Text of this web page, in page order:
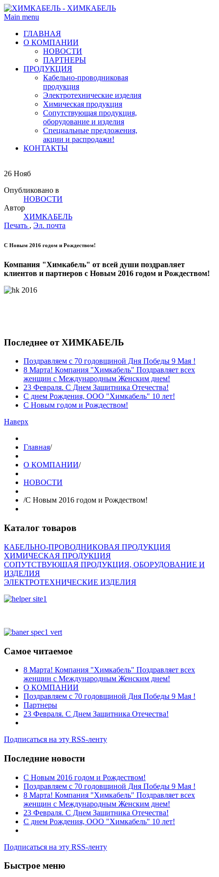
Main menu
ГЛАВНАЯ
О КОМПАНИИ
НОВОСТИ
ПАРТНЕРЫ
ПРОДУКЦИЯ
Кабельно-проводниковая
продукция
Электротехнические изделия
Химическая продукция
Сопутствующая продукция,
оборудование и изделия
Специальные предложения,
акции и распродажи!
КОНТАКТЫ
26 Нояб
Опубликовано в
НОВОСТИ
Автор
ХИМКАБЕЛЬ
Печать , Эл. почта
C Новым 2016 годом и Рождеством!
Компания "Химкабель" от всей души поздравляет
клиентов и партнеров с Новым 2016 годом и Рождеством!
Последнее от ХИМКАБЕЛЬ
Поздравляем с 70 годовщиной Дня Победы 9 Мая !
8 Марта! Компания "Химкабель" Поздравляет всех
женщин с Международным Женским днем!
23 Февраля. С Днем Защитника Отечества!
С днем Рождения, ООО "Химкабель" 10 лет!
C Новым годом и Рождеством!
Наверх
Главная/
О КОМПАНИИ/
НОВОСТИ
/C Новым 2016 годом и Рождеством!
Каталог товаров
КАБЕЛЬНО-ПРОВОДНИКОВАЯ ПРОДУКЦИЯ
ХИМИЧЕСКАЯ ПРОДУКЦИЯ
СОПУТСТВУЮЩАЯ ПРОДУКЦИЯ, ОБОРУДОВАНИЕ И
ИЗДЕЛИЯ
ЭЛЕКТРОТЕХНИЧЕСКИЕ ИЗДЕЛИЯ
Самое читаемое
8 Марта! Компания "Химкабель" Поздравляет всех
женщин с Международным Женским днем!
О КОМПАНИИ
Поздравляем с 70 годовщиной Дня Победы 9 Мая !
Партнеры
23 Февраля. С Днем Защитника Отечества!
Подписаться на эту RSS-ленту
Последние новости
C Новым 2016 годом и Рождеством!
Поздравляем с 70 годовщиной Дня Победы 9 Мая !
8 Марта! Компания "Химкабель" Поздравляет всех
женщин с Международным Женским днем!
23 Февраля. С Днем Защитника Отечества!
С днем Рождения, ООО "Химкабель" 10 лет!
Подписаться на эту RSS-ленту
Быстрое меню